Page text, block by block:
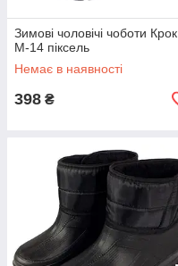
Зимові чоловічі чоботи Крок
М-14 піксель
Немає в наявності
398 ₴